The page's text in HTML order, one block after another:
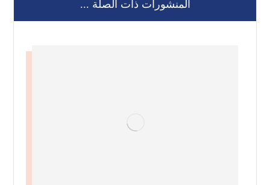
المنشورات ذات الصلة ...